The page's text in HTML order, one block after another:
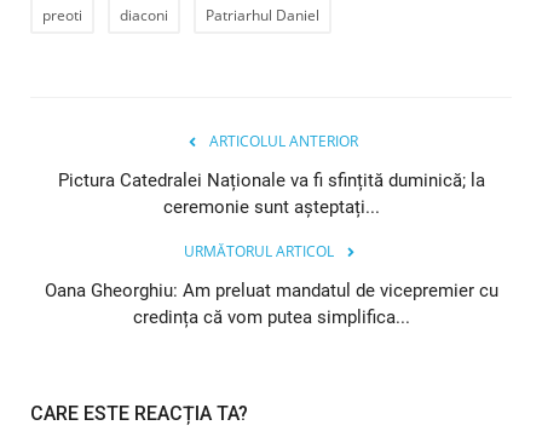
preoti diaconi Patriarhul Daniel
ARTICOLUL ANTERIOR
Pictura Catedralei Naționale va fi sfințită duminică; la
ceremonie sunt așteptați...
URMĂTORUL ARTICOL
Oana Gheorghiu: Am preluat mandatul de vicepremier cu
credința că vom putea simplifica...
CARE ESTE REACȚIA TA?